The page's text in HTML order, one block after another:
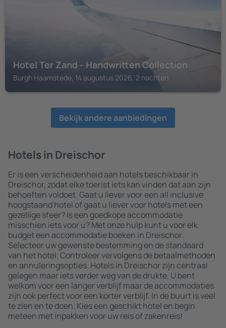
Hotel Ter Zand - Handwritten Collection
Burgh Haamstede, 14 augustus 2026, 2 nachten
Bekijk andere aanbiedingen
Hotels in Dreischor
Er is een verscheidenheid aan hotels beschikbaar in
Dreischor, zodat elke toerist iets kan vinden dat aan zijn
behoeften voldoet. Gaat u liever voor een all inclusive
hoogstaand hotel of gaat u liever voor hotels met een
gezellige sfeer? Is een goedkope accommodatie
misschien iets voor u? Met onze hulp kunt u voor elk
budget een accommodatie boeken in Dreischor.
Selecteer uw gewenste bestemming en de standaard
van het hotel. Controleer vervolgens de betaalmethoden
en annuleringsopties. Hotels in Dreischor zijn centraal
gelegen maar iets verder weg van de drukte. U bent
welkom voor een langer verblijf maar de accommodaties
zijn ook perfect voor een korter verblijf. In de buurt is veel
te zien en te doen. Kies een geschikt hotel en begin
meteen met inpakken voor uw reis of zakenreis!